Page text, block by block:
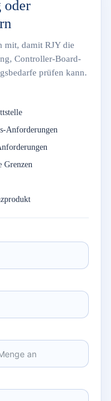
oder
mit, damit RJY die
Controller-Board-
prüfen kann.
Anforderungen
Grenzen